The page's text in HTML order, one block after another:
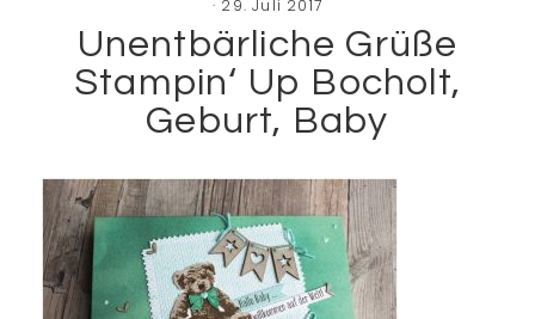
· 29. Juli 2017
Unentbärliche Grüße
Stampin‘ Up Bocholt,
Geburt, Baby